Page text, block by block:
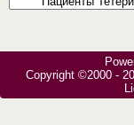
Copyright ©2000 -